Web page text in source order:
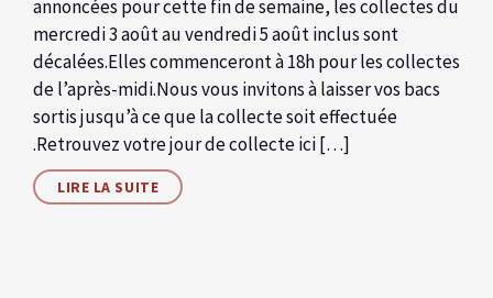
annoncées pour cette fin de semaine, les collectes du
mercredi 3 août au vendredi 5 août inclus sont
décalées.Elles commenceront à 18h pour les collectes
de l’après-midi.Nous vous invitons à laisser vos bacs
sortis jusqu’à ce que la collecte soit effectuée
.Retrouvez votre jour de collecte ici […]
LIRE LA SUITE